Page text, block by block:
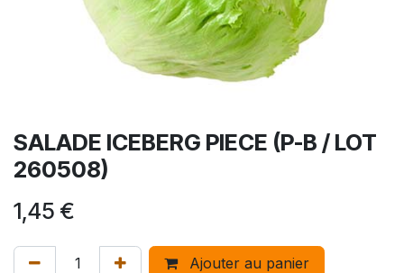
SALADE ICEBERG PIECE (P-B / LOT
260508)
1,45 €
Ajouter au panier